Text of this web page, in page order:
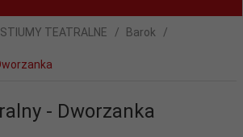
TEATRALNE Barok
- Dworzanka